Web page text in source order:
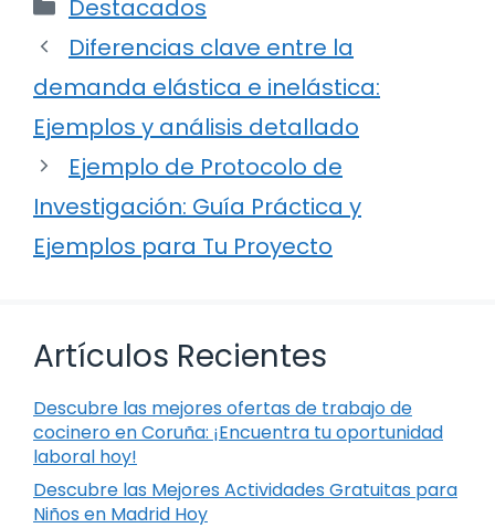
Destacados
Diferencias clave entre la
demanda elástica e inelástica:
Ejemplos y análisis detallado
Ejemplo de Protocolo de
Investigación: Guía Práctica y
Ejemplos para Tu Proyecto
Artículos Recientes
Descubre las mejores ofertas de trabajo de
cocinero en Coruña: ¡Encuentra tu oportunidad
laboral hoy!
Descubre las Mejores Actividades Gratuitas para
Niños en Madrid Hoy